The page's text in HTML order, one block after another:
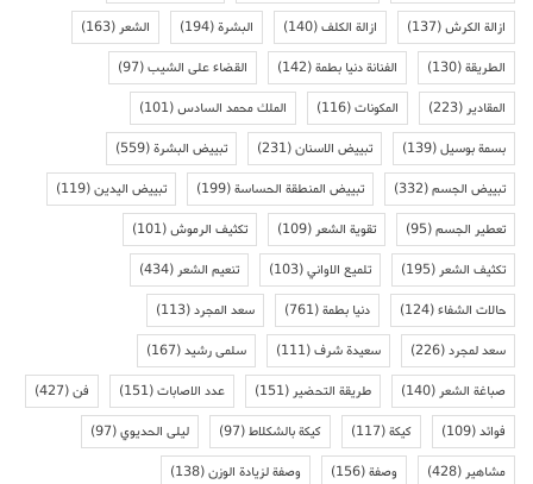
ازالة الكرش(137) ازالة الكلف(140) البشرة(194) الشعر(163)
الطريقة(130) الفنانة دنيا بطمة(142) القضاء على الشيب(97)
المقادير(223) المكونات(116) الملك محمد السادس(101)
بسمة بوسيل(139) تبييض الاسنان(231) تبييض البشرة(559)
تبييض الجسم(332) تبييض المنطقة الحساسة(199) تبييض اليدين(119)
تعطير الجسم(95) تقوية الشعر(109) تكثيف الرموش(101)
تكثيف الشعر(195) تلميع الاواني(103) تنعيم الشعر(434)
حالات الشفاء(124) دنيا بطمة(761) سعد المجرد(113)
سعد لمجرد(226) سعيدة شرف(111) سلمى رشيد(167)
صباغة الشعر(140) طريقة التحضير(151) عدد الاصابات(151) فن(427)
فوائد(109) كيكة(117) كيكة بالشكلاط(97) ليلى الحديوي(97)
مشاهير(428) وصفة(156) وصفة لزيادة الوزن(138)